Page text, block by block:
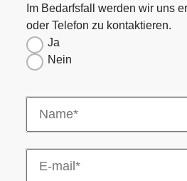
Im Bedarfsfall werden wir uns
oder Telefon zu kontaktieren.
Ja
Nein